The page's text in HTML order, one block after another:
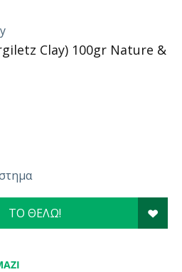
Clay) 100gr Nature &
ΤΟ ΘΕΛΩ!